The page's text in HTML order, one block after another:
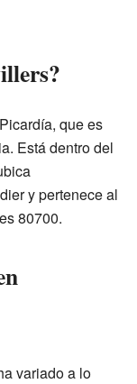
que es
Está dentro del
y pertenece al
80700.
variado a lo